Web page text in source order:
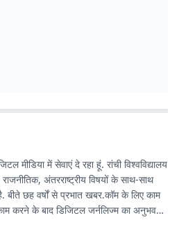
मीडिया में सेवाएं दे रहा हूं. रांची विश्वविद्यालय
अंतरराष्ट्रीय विषयों के साथ-साथ
करने के बाद डिजिटल जर्नलिज्म का अनुभव